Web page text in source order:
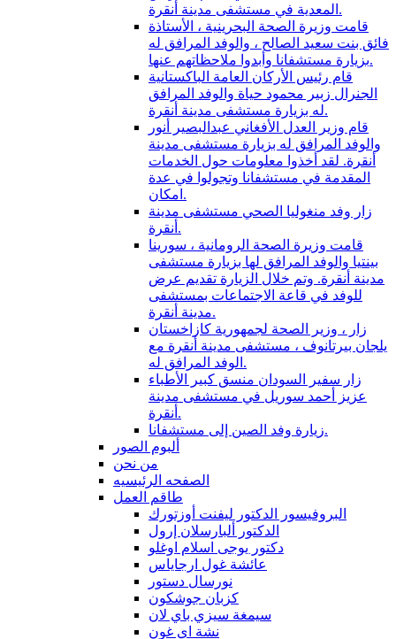
المعدية في مستشفى مدينة أنقرة.
قامت وزيرة الصحة البحرينية ، الأستاذة
فائق بنت سعيد الصالح ، والوفد المرافق له
بزيارة مستشفانا وأبدوا ملاحظاتهم عنها.
قام رئيس الأركان العامة الباكستانية
الجنرال زبير محمود حياة والوفد المرافق
له بزيارة مستشفى مدينة أنقرة.
قام وزير العدل الأفغاني عبدالبصير أنور
والوفد المرافق له بزيارة مستشفى مدينة
أنقرة. لقد أخذوا معلومات حول الخدمات
المقدمة في مستشفانا وتجولوا في عدة
امكان.
زار وفد منغوليا الصحي مستشفى مدينة
أنقرة.
قامت وزيرة الصحة الرومانية ، سورينا
بينتيا والوفد المرافق لها بزيارة مستشفى
مدينة أنقرة. وتم خلال الزيارة تقديم عرض
للوفد في قاعة الاجتماعات بمستشفى
مدينة أنقرة.
زار ، وزير الصحة لجمهورية كازاخستان
يلجان بيرتانوف ، مستشفى مدينة أنقرة مع
الوفد المرافق له.
زار سفير السودان منسق كبير الأطباء
عزيز أحمد سوريل في مستشفى مدينة
أنقرة.
زيارة وفد الصين إلى مستشفانا.
ألبوم الصور
من نحن
الصفحه الرئيسيه
طاقم العمل
البروفيسور الدكتور ليفنت أوزتورك
الدكتور ألبارسلان إرول
دكتور يوجى اسلام اوغلو
عائشة غول ارجاياس
نورسال دستور
كزبان جوشكون
سيمغة سيزي باي لان
نشة اي غون